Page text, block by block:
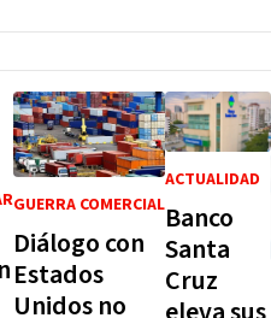
GUERRA COMERCIAL
Diálogo con
Estados
Unidos no
ACTUALIDAD
Banco
Santa
Cruz